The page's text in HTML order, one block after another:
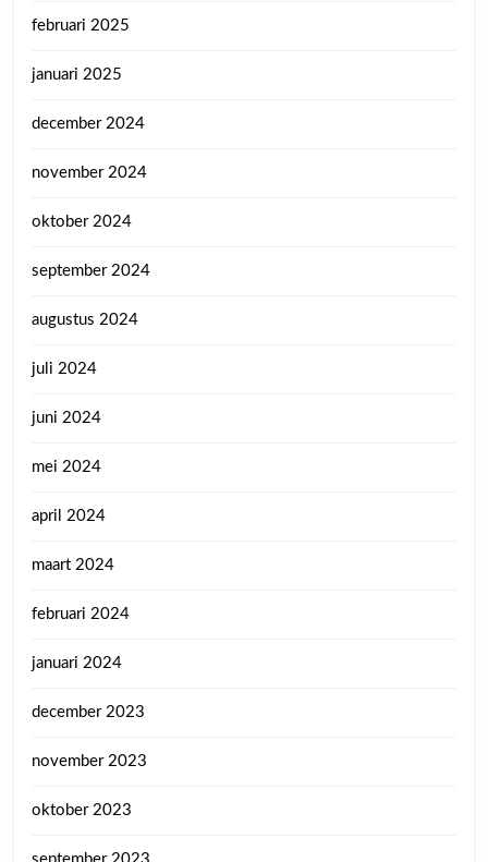
februari 2025
januari 2025
december 2024
november 2024
oktober 2024
september 2024
augustus 2024
juli 2024
juni 2024
mei 2024
april 2024
maart 2024
februari 2024
januari 2024
december 2023
november 2023
oktober 2023